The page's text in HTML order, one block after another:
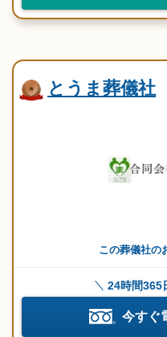
とうま葬儀社
この葬儀社の
24時間365
今すぐ